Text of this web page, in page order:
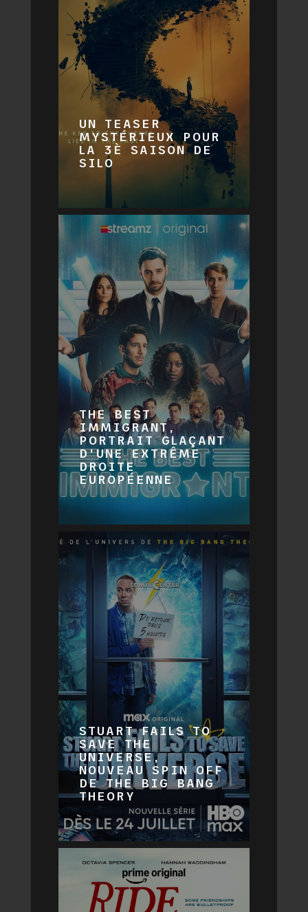
UN TEASER
MYSTÉRIEUX POUR
LA 3È SAISON DE
SILO
THE BEST
IMMIGRANT,
PORTRAIT GLAÇANT
D’UNE EXTRÊME
DROITE
EUROPÉENNE
STUART FAILS TO
SAVE THE
UNIVERSE,
NOUVEAU SPIN OFF
DE THE BIG BANG
THEORY